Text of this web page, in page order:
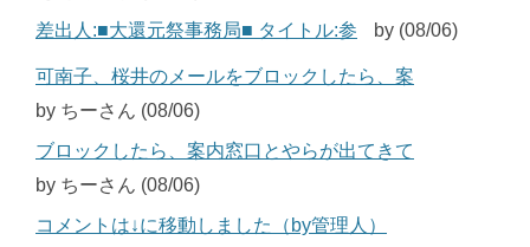
差出人:■大還元祭事務局■ タイトル:参
by (08/06)
可南子、桜井のメールをブロックしたら、案
by ちーさん (08/06)
ブロックしたら、案内窓口とやらが出てきて
by ちーさん (08/06)
コメントは↓に移動しました（by管理人）